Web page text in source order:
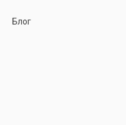
Блог